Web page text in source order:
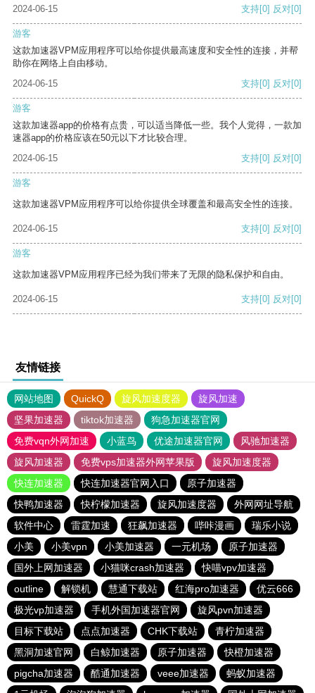
2024-06-15 支持[0] 反对[0]
游客
这款加速器VPM应用程序可以给你提供最高速度和安全性的连接，并帮
助你在网络上自由移动。
2024-06-15
支持[0] 反对[0]
游客
这款加速器app的价格有点贵，可以适当降低一些。我个人觉得，一款加
速器app的价格应该在50元以下才比较合理。
2024-06-15
支持[0] 反对[0]
游客
这款加速器VPM应用程序可以给你提供全球覆盖和最高安全性的连接。
2024-06-15 支持[0] 反对[0]
游客
这款加速器VPM应用程序已经为我们带来了无限的隐私保护和自由。
2024-06-15 支持[0] 反对[0]
友情链接
网站地图 QuickQ 旋风加速度器
旋风加速
坚果加速器
tiktok加速器
狗急加速器官网
免费vqn外网加速
小蓝鸟 优途加速器官网
风驰加速器
旋风加速器
免费vps加速器外网苹果版
旋风加速度器
快连加速器
快连加速器官网入口
原子加速器
快鸭加速器
快柠檬加速器 旋风加速度器
外网网址导航
软件中心
雷霆加速 狂飙加速器 哔咔漫画
瑞乐小说
小美
小美vpn 小美加速器 一元机场
原子加速器
国外上网加速器
小猫咪crash加速器
快喵vpv加速器
outline
解锁机 慧通下载站 红海pro加速器
优云666
极光vp加速器
手机外国加速器官网
旋风pvn加速器
目标下载站
点点加速器 CHK下载站
青柠加速器
黑洞加速官网
白鲸加速器 原子加速器
快橙加速器
pigcha加速器
酷通加速器 veee加速器
蚂蚁加速器